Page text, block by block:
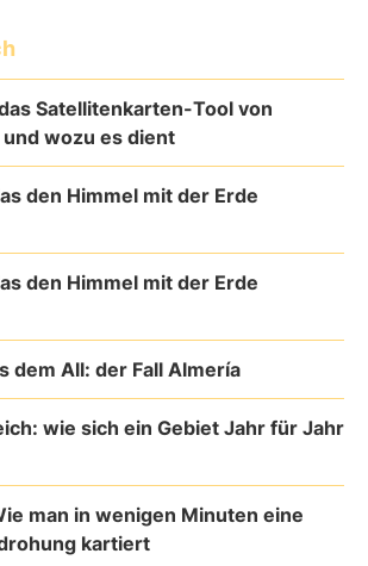
Satellitenkarten-Tool von
wozu es dient
den Himmel mit der Erde
den Himmel mit der Erde
dem All: der Fall Almería
wie sich ein Gebiet Jahr für Jahr
man in wenigen Minuten eine
kartiert